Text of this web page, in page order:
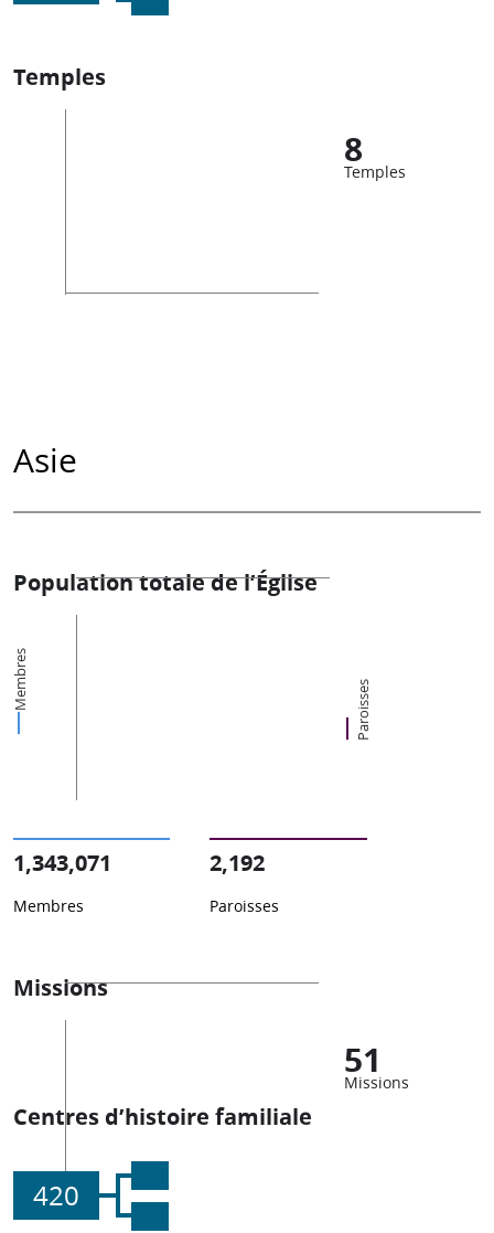
Temples
8
Temples
Asie
Population totale de l’Église
Membres Paroisses
1,343,071
Membres
2,192
Paroisses
Missions
51
Missions
Centres d’histoire familiale
420